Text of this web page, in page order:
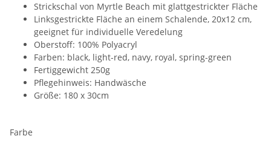
Strickschal von Myrtle Beach mit glattgestrickter Fläche
Linksgestrickte Fläche an einem Schalende, 20x12 cm,
geeignet für individuelle Veredelung
Oberstoff: 100% Polyacryl
Farben: black, light-red, navy, royal, spring-green
Fertiggewicht 250g
Pflegehinweis: Handwäsche
Größe: 180 x 30cm
Farbe